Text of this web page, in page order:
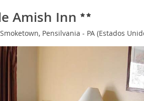
Amish Inn
Pensilvania - PA (Estados